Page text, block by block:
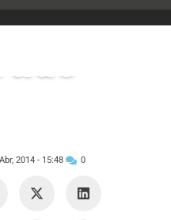
2014 - 15:48 0